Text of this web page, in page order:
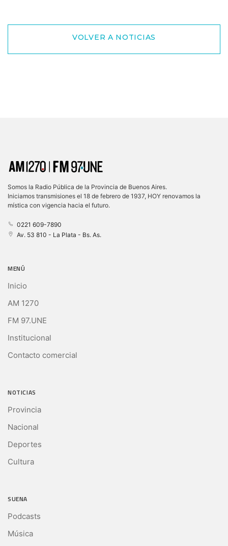
VOLVER A NOTICIAS
Somos la Radio Pública de la Provincia de Buenos Aires.
Iniciamos transmisiones el 18 de febrero de 1937, HOY renovamos la
mística con vigencia hacia el futuro.
0221 609-7890
Av. 53 810 - La Plata - Bs. As.
MENÚ
Inicio
AM 1270
FM 97.UNE
Institucional
Contacto comercial
NOTICIAS
Provincia
Nacional
Deportes
Cultura
SUENA
Podcasts
Música